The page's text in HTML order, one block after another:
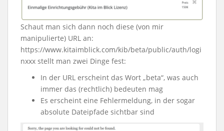
Schaut man sich dann noch diese (von mir
manipulierte) URL an:
https://www.kitaimblick.com/kib/beta/public/auth/logi
nxxx stellt man zwei Dinge fest:
In der URL erscheint das Wort „beta“, was auch
immer das (rechtlich) bedeuten mag
Es erscheint eine Fehlermeldung, in der sogar
absolute Dateipfade sichtbar sind